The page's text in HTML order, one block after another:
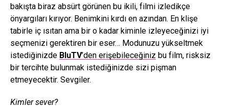
bakışta biraz absürt görünen bu ikili, filmi izledikçe
önyargıları kırıyor. Benimkini kırdı en azından. En klişe
tabirle iç ısıtan ama bir o kadar kiminle izleyeceğinizi iyi
seçmenizi gerektiren bir eser… Modunuzu yükseltmek
istediğinizde BluTV’den erişebileceğiniz bu film, risksiz
bir tercihte bulunmak istediğinizde sizi pişman
etmeyecektir. Sevgiler.
Kimler sever?